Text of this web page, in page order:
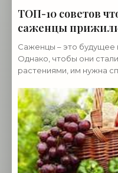
ТОП-10 советов
саженцы
Саженцы – это будущее
Однако, чтобы они
растениями, им нужна
неотъемлемых